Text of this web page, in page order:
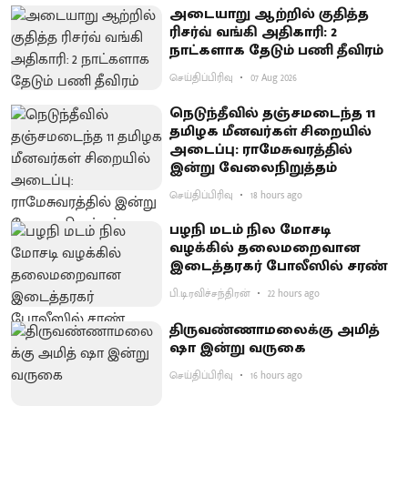
அடையாறு ஆற்றில் குதித்த
ரிசர்வ் வங்கி அதிகாரி: 2
நாட்களாக தேடும் பணி தீவிரம்
செய்திப்பிரிவு 07 Aug 2026
நெடுந்தீவில் தஞ்சமடைந்த 11
தமிழக மீனவர்கள் சிறையில்
அடைப்பு: ராமேசுவரத்தில்
இன்று வேலைநிறுத்தம்
செய்திப்பிரிவு 18 hours ago
பழநி மடம் நில மோசடி
வழக்கில் தலைமறைவான
இடைத்தரகர் போலீஸில் சரண்
பி.டி.ரவிச்சந்திரன் 22 hours ago
திருவண்ணாமலைக்கு அமித்
ஷா இன்று வருகை
செய்திப்பிரிவு 16 hours ago